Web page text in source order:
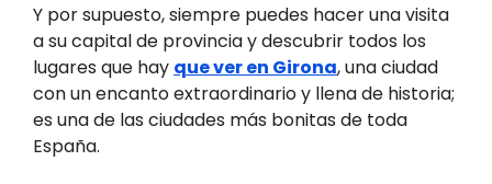
Y por supuesto, siempre puedes hacer una visita
a su capital de provincia y descubrir todos los
lugares que hay que ver en Girona, una ciudad
con un encanto extraordinario y llena de historia;
es una de las ciudades más bonitas de toda
España.